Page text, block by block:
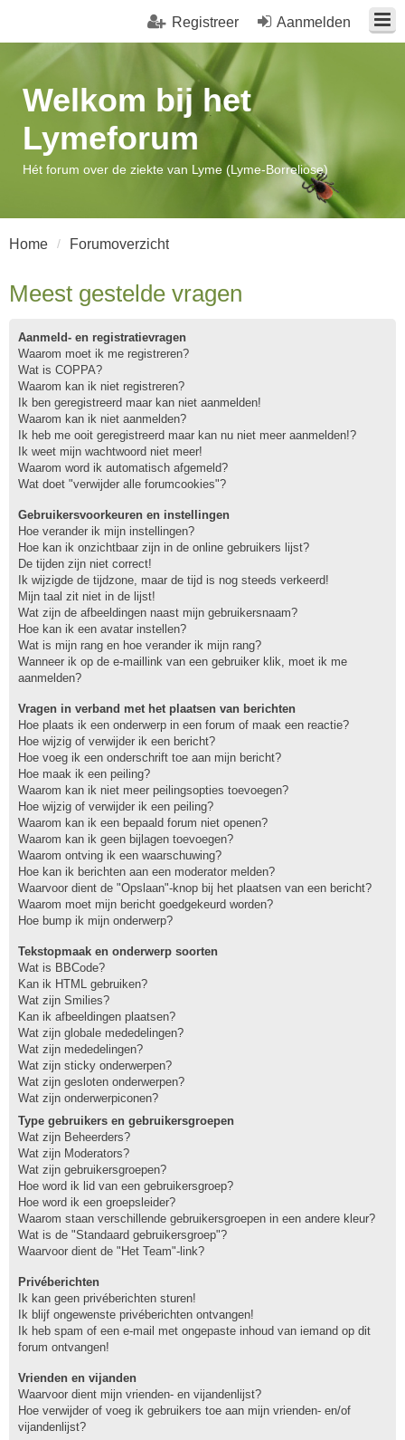
Aanmelden
Registreer
Welkom bij het
Lymeforum
Hét forum over de ziekte van Lyme (Lyme-Borreliose)
Home Forumoverzicht
Meest gestelde vragen
Aanmeld- en registratievragen
Waarom moet ik me registreren?
Wat is COPPA?
Waarom kan ik niet registreren?
Ik ben geregistreerd maar kan niet aanmelden!
Waarom kan ik niet aanmelden?
Ik heb me ooit geregistreerd maar kan nu niet meer aanmelden!?
Ik weet mijn wachtwoord niet meer!
Waarom word ik automatisch afgemeld?
Wat doet "verwijder alle forumcookies"?
Gebruikersvoorkeuren en instellingen
Hoe verander ik mijn instellingen?
Hoe kan ik onzichtbaar zijn in de online gebruikers lijst?
De tijden zijn niet correct!
Ik wijzigde de tijdzone, maar de tijd is nog steeds verkeerd!
Mijn taal zit niet in de lijst!
Wat zijn de afbeeldingen naast mijn gebruikersnaam?
Hoe kan ik een avatar instellen?
Wat is mijn rang en hoe verander ik mijn rang?
Wanneer ik op de e-maillink van een gebruiker klik, moet ik me
aanmelden?
Vragen in verband met het plaatsen van berichten
Hoe plaats ik een onderwerp in een forum of maak een reactie?
Hoe wijzig of verwijder ik een bericht?
Hoe voeg ik een onderschrift toe aan mijn bericht?
Hoe maak ik een peiling?
Waarom kan ik niet meer peilingsopties toevoegen?
Hoe wijzig of verwijder ik een peiling?
Waarom kan ik een bepaald forum niet openen?
Waarom kan ik geen bijlagen toevoegen?
Waarom ontving ik een waarschuwing?
Hoe kan ik berichten aan een moderator melden?
Waarvoor dient de "Opslaan"-knop bij het plaatsen van een bericht?
Waarom moet mijn bericht goedgekeurd worden?
Hoe bump ik mijn onderwerp?
Tekstopmaak en onderwerp soorten
Wat is BBCode?
Kan ik HTML gebruiken?
Wat zijn Smilies?
Kan ik afbeeldingen plaatsen?
Wat zijn globale mededelingen?
Wat zijn mededelingen?
Wat zijn sticky onderwerpen?
Wat zijn gesloten onderwerpen?
Wat zijn onderwerpiconen?
Type gebruikers en gebruikersgroepen
Wat zijn Beheerders?
Wat zijn Moderators?
Wat zijn gebruikersgroepen?
Hoe word ik lid van een gebruikersgroep?
Hoe word ik een groepsleider?
Waarom staan verschillende gebruikersgroepen in een andere kleur?
Wat is de "Standaard gebruikersgroep"?
Waarvoor dient de "Het Team"-link?
Privéberichten
Ik kan geen privéberichten sturen!
Ik blijf ongewenste privéberichten ontvangen!
Ik heb spam of een e-mail met ongepaste inhoud van iemand op dit
forum ontvangen!
Vrienden en vijanden
Waarvoor dient mijn vrienden- en vijandenlijst?
Hoe verwijder of voeg ik gebruikers toe aan mijn vrienden- en/of
vijandenlijst?